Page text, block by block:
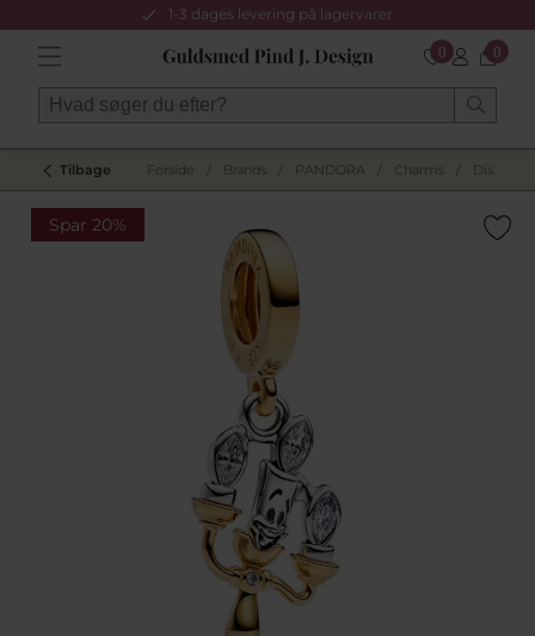
1-3 dages levering på lagervarer
0 0
Tilbage Forside Brands PANDORA Charms Disney
Spar 20%